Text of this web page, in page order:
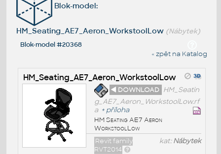
Blok-model:
HM_Seating_AE7_Aeron_WorkstoolLow (Nábytek)
Blok-model #20368
« zpět na Katalog
HM_Seating_AE7_Aeron_WorkstoolLow
◄ DOWNLOAD HM_Seatin
g_AE7_Aeron_WorkstoolLow.rf
a + příloha
HM Seating AE7 Aeron
WorkstoolLow
kat:Nábytek
Revit family
RVT2014